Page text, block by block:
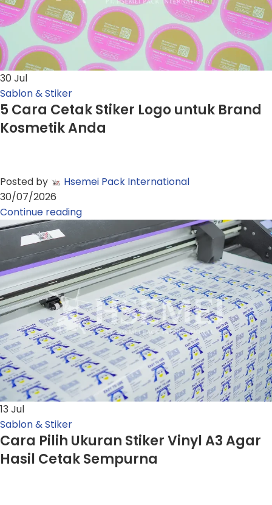
30Jul
Sablon & Stiker
5 Cara Cetak Stiker Logo untuk Brand
Kosmetik Anda
Posted by
Hsemei Pack International
30/07/2026
Continue reading
13 Jul
Sablon & Stiker
Cara Pilih Ukuran Stiker Vinyl A3 Agar
Hasil Cetak Sempurna